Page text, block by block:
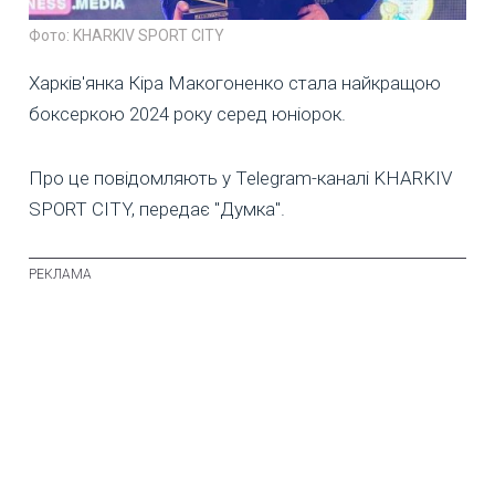
Фото: KHARKIV SPORT CITY
Харків'янка Кіра Макогоненко стала найкращою
боксеркою 2024 року серед юніорок.
Про це повідомляють у Telegram-каналі KHARKIV
SPORT CITY, передає "Думка".